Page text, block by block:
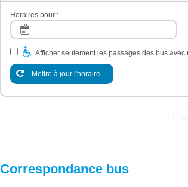
Horaires pour :
Afficher seulement les passages des bus avec
Mettre à jour l'horaire
Correspondance bus